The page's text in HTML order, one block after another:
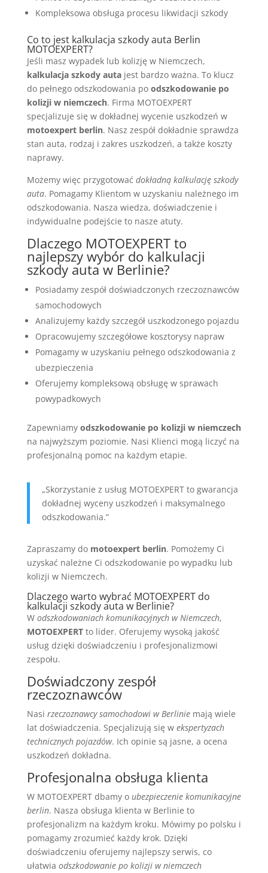
Kompleksowa obsługa procesu likwidacji szkody
Co to jest kalkulacja szkody auta Berlin
MOTOEXPERT?
Jeśli masz wypadek lub kolizję w Niemczech,
kalkulacja szkody autajest bardzo ważna. To klucz
do pełnego odszkodowania po odszkodowanie po
kolizji w niemczech. Firma MOTOEXPERT
specjalizuje się w dokładnej wycenie uszkodzeń w
motoexpert berlin. Nasz zespół dokładnie sprawdza
stan auta, rodzaj i zakres uszkodzeń, a także koszty
naprawy.
Możemy więc przygotować dokładną kalkulację szkody
auta. Pomagamy Klientom w uzyskaniu należnego im
odszkodowania. Nasza wiedza, doświadczenie i
indywidualne podejście to nasze atuty.
Dlaczego MOTOEXPERT to
najlepszy wybór do kalkulacji
szkody auta w Berlinie?
Posiadamy zespół doświadczonych rzeczoznawców
samochodowych
Analizujemy każdy szczegół uszkodzonego pojazdu
Opracowujemy szczegółowe kosztorysy napraw
Pomagamy w uzyskaniu pełnego odszkodowania z
ubezpieczenia
Oferujemy kompleksową obsługę w sprawach
powypadkowych
Zapewniamy odszkodowanie po kolizji w niemczech
na najwyższym poziomie. Nasi Klienci mogą liczyć na
profesjonalną pomoc na każdym etapie.
„Skorzystanie z usług MOTOEXPERT to gwarancja
dokładnej wyceny uszkodzeń i maksymalnego
odszkodowania.”
Zapraszamy do motoexpert berlin. Pomożemy Ci
uzyskać należne Ci odszkodowanie po wypadku lub
kolizji w Niemczech.
Dlaczego warto wybrać MOTOEXPERT do
kalkulacji szkody auta w Berlinie?
W odszkodowaniach komunikacyjnych w Niemczech,
MOTOEXPERTto lider. Oferujemy wysoką jakość
usług dzięki doświadczeniu i profesjonalizmowi
zespołu.
Doświadczony zespół
rzeczoznawców
Nasi rzeczoznawcy samochodowi w Berliniemają wiele
lat doświadczenia. Specjalizują się w ekspertyzach
technicznych pojazdów. Ich opinie są jasne, a ocena
uszkodzeń dokładna.
Profesjonalna obsługa klienta
W MOTOEXPERT dbamy o ubezpieczenie komunikacyjne
berlin. Nasza obsługa klienta w Berlinie to
profesjonalizm na każdym kroku. Mówimy po polsku i
pomagamy zrozumieć każdy krok. Dzięki
doświadczeniu oferujemy najlepszy serwis, co
ułatwia odszkodowanie po kolizji w niemczech